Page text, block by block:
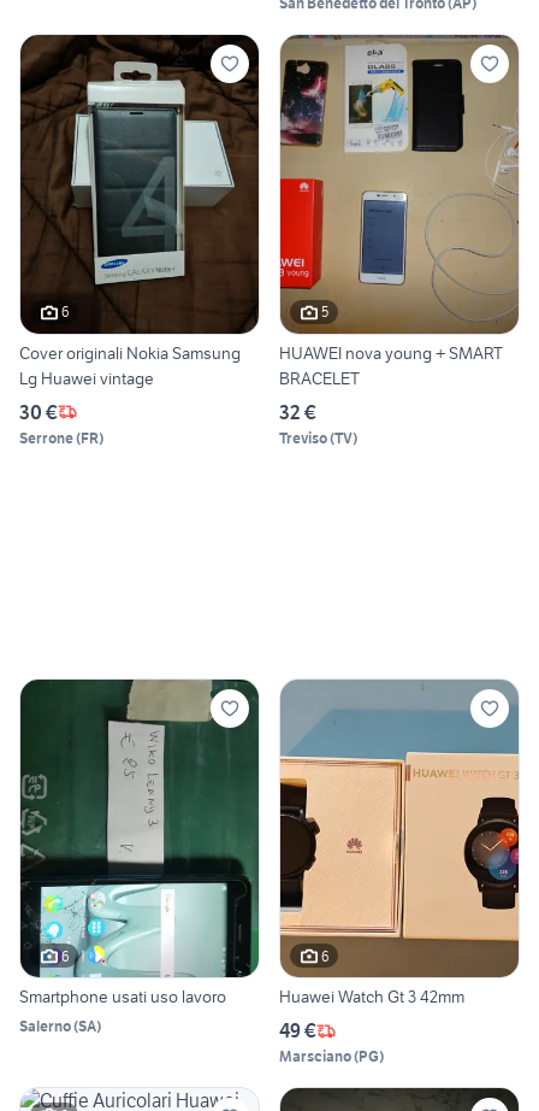
6
Cover originali Nokia Samsung
Lg Huawei vintage
30 €
Serrone(FR)
5
HUAWEI nova young + SMART
BRACELET
32 €
Treviso(TV)
6
Smartphone usati uso lavoro
Salerno(SA)
6
Huawei Watch Gt 3 42mm
49 €
Marsciano(PG)